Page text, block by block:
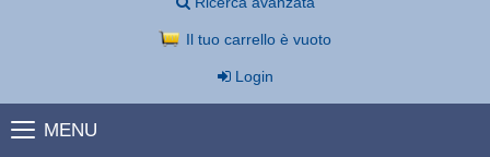
Il tuo carrello è vuoto
Login
MENU